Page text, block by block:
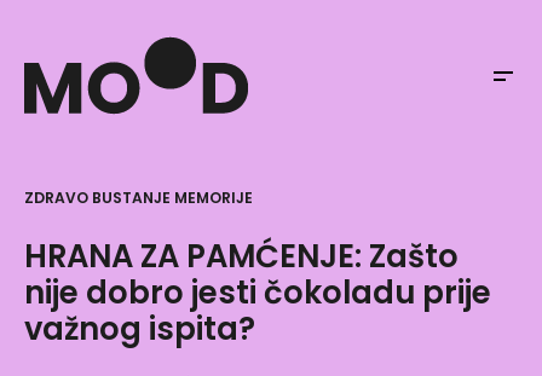
ZDRAVO BUSTANJE MEMORIJE
HRANA ZA PAMĆENJE: Zašto
nije dobro jesti čokoladu prije
važnog ispita?